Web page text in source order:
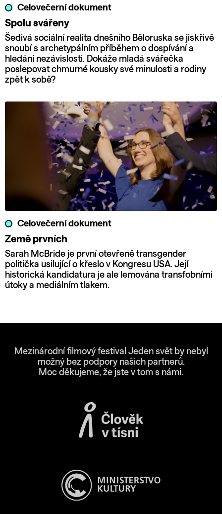
Celovečerní dokument
Spolu svářeny
Šedivá sociální realita dnešního Běloruska se jiskřivě
snoubí s archetypálním příběhem o dospívání a
hledání nezávislosti. Dokáže mladá svářečka
poslepovat chmurné kousky své minulosti a rodiny
zpět k sobě?
Celovečerní dokument
Země prvních
Sarah McBride je první otevřeně transgender
politička usilující o křeslo v Kongresu USA. Její
historická kandidatura je ale lemována transfobními
útoky a mediálním tlakem.
Mezinárodní filmový festival Jeden svět by nebyl
možný bez podpory našich partnerů.
Moc děkujeme, že jste v tom s námi.